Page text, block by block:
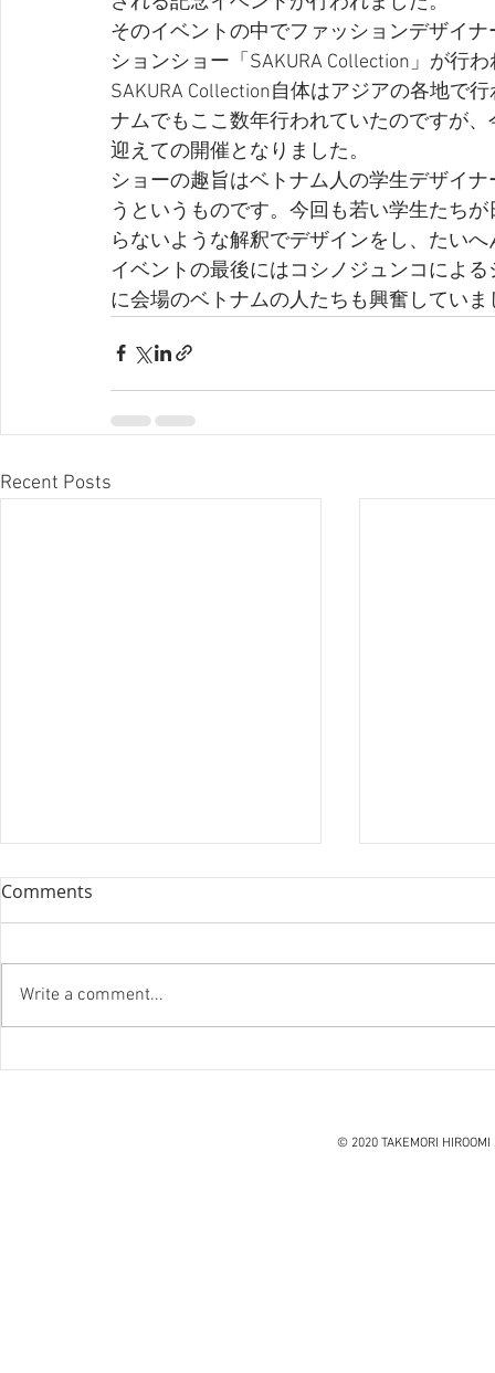
そのイベントの中でファッションデザイ
ションショー「SAKURA Collection」が行
SAKURA Collection自体はアジアの各地で
ナムでもここ数年行われていたのですが
迎えての開催となりました。
ショーの趣旨はベトナム人の学生デザイ
うというものです。今回も若い学生たち
らないような解釈でデザインをし、たい
イベントの最後にはコシノジュンコによ
に会場のベトナムの人たちも興奮していま
Recent Posts
『笑う住宅
Comments
Write a comment...
© 2020 TAKEMORI